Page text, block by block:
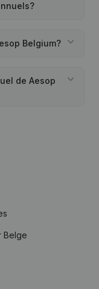
Belgium?
de Aesop
Belge